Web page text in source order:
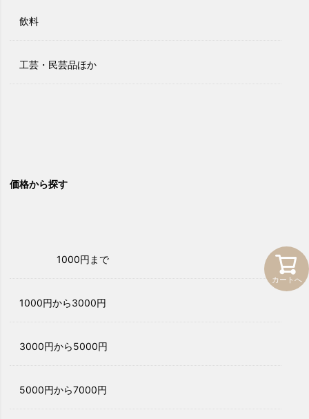
飲料
工芸・民芸品ほか
価格から探す
1000円まで
1000円から3000円
3000円から5000円
5000円から7000円
カートへ